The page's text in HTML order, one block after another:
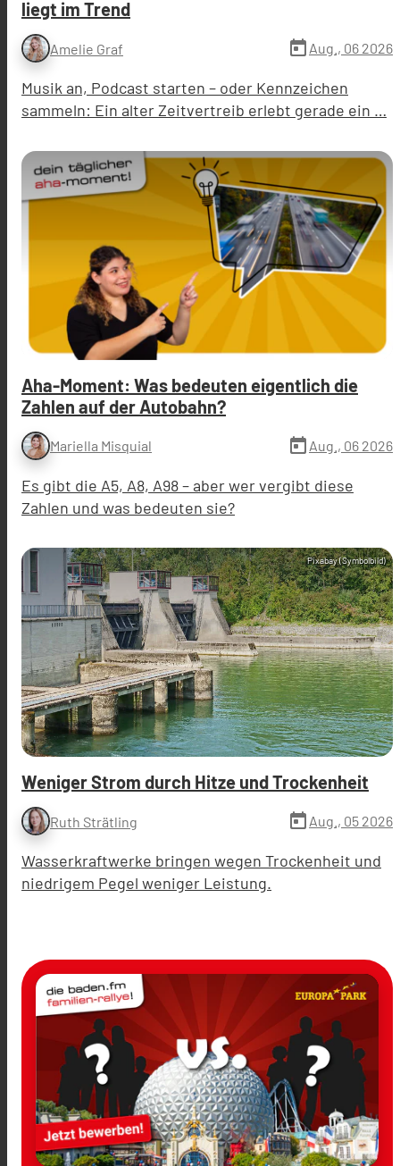
liegt im Trend
Amelie Graf today Aug., 06 2026
Musik an, Podcast starten – oder Kennzeichen
sammeln: Ein alter Zeitvertreib erlebt gerade ein …
Aha-Moment: Was bedeuten eigentlich die
Zahlen auf der Autobahn?
Mariella Misquial today Aug., 06 2026
Es gibt die A5, A8, A98 – aber wer vergibt diese
Zahlen und was bedeuten sie?
Pixabay (Symbolbild)
Weniger Strom durch Hitze und Trockenheit
Ruth Strätling today Aug., 05 2026
Wasserkraftwerke bringen wegen Trockenheit und
niedrigem Pegel weniger Leistung.